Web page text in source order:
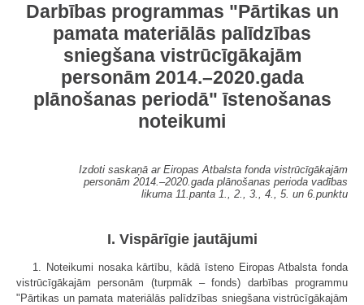
Darbības programmas "Pārtikas un
pamata materiālās palīdzības
sniegšana vistrūcīgākajām
personām 2014.–2020.gada
plānošanas periodā" īstenošanas
noteikumi
Izdoti saskaņā ar Eiropas Atbalsta fonda vistrūcīgākajām
personām 2014.–2020.gada plānošanas perioda vadības
likuma 11.panta 1., 2., 3., 4., 5. un 6.punktu
I. Vispārīgie jautājumi
1. Noteikumi nosaka kārtību, kādā īsteno Eiropas Atbalsta fonda
vistrūcīgākajām personām (turpmāk – fonds) darbības programmu
"Pārtikas un pamata materiālās palīdzības sniegšana vistrūcīgākajām